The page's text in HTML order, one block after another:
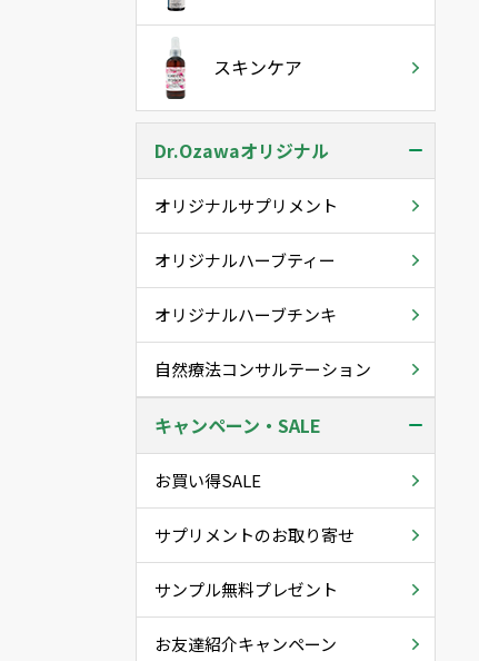
スキンケア
Dr.Ozawaオリジナル
オリジナルサプリメント
オリジナルハーブティー
オリジナルハーブチンキ
自然療法コンサルテーション
キャンペーン・SALE
お買い得SALE
サプリメントのお取り寄せ
サンプル無料プレゼント
お友達紹介キャンペーン